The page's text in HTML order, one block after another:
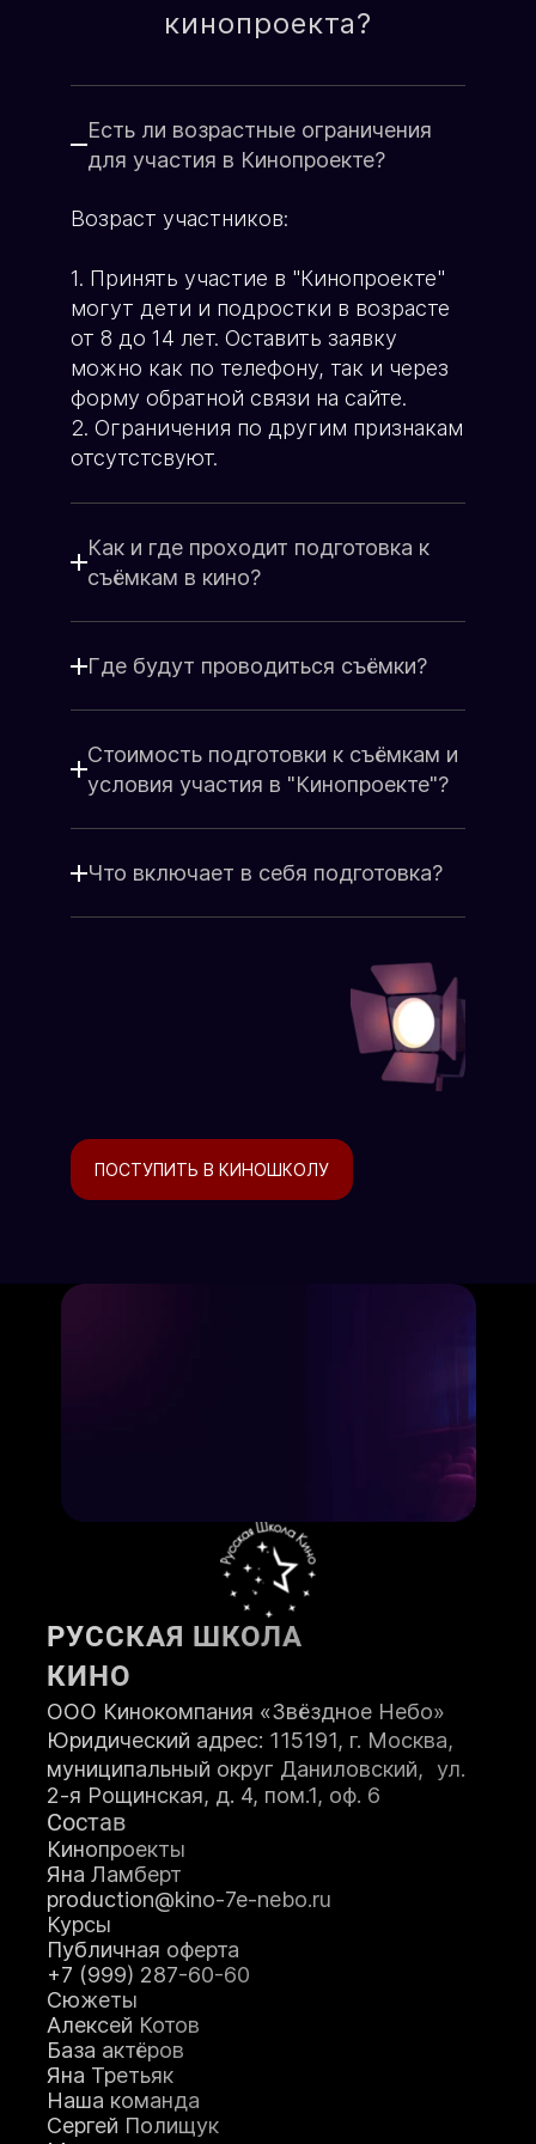
Генеральный продюсер
ХОЧУ УЧАСТВОВАТЬ
Имя родителя:
Возраст ребёнка:
ЗАПИСЬ В КИНОПРОЕКТ
Пример текста...
Я принимаю Положениеи даю
Согласиена обработку персональных
данных.
Я соглашаюсь с условиямиОферты.
кинопроекта?
Есть ли возрастные ограничения
для участия в Кинопроекте?
Возраст участников:
1. Принять участие в "Кинопроекте"
могут дети и подростки в возрасте
от 8 до 14 лет. Оставить заявку
можно как по телефону, так и через
форму обратной связи на сайте.
2. Ограничения по другим признакам
отсутстсвуют.
Как и где проходит подготовка к
съёмкам в кино?
Где будут проводиться съёмки?
Стоимость подготовки к съёмкам и
условия участия в "Кинопроекте"?
Что включает в себя подготовка?
ПОСТУПИТЬ В КИНОШКОЛУ
РУССКАЯ ШКОЛА
КИНО
ООО Кинокомпания «Звёздное Небо»
Юридический адрес: 115191, г. Москва,
муниципальный округ Даниловский, ул.
2-я Рощинская, д. 4, пом.1, оф. 6
Состав
Кинопроекты
Яна Ламберт
production@kino-7e-nebo.ru
Курсы
Публичная оферта
+7 (999) 287-60-60
Сюжеты
Алексей Котов
База актёров
Яна Третьяк
Наша команда
Сергей Полищук